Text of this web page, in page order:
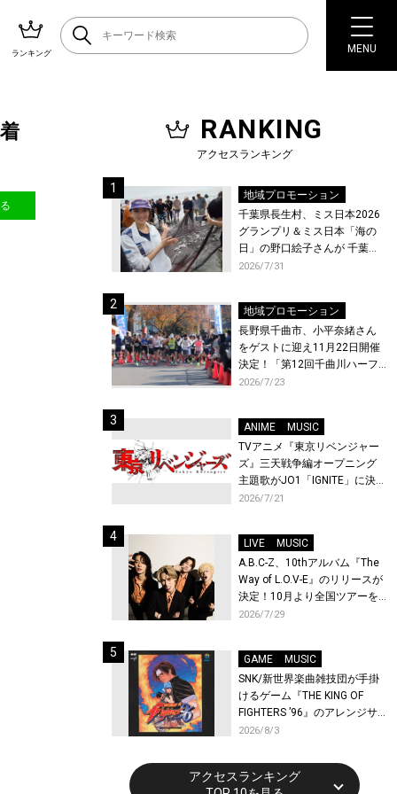
ランキング MENU
RANKING
アクセスランキング
地域プロモーション
千葉県長生村、ミス日本2026
グランプリ＆ミス日本「海の
日」の野口絵子さんが 千葉県
唯一の村・長生村で地引網を
2026/7/31
地域プロモーション
長野県千曲市、小平奈緒さん
をゲストに迎え11月22日開催
決定！「第12回千曲川ハーフ
マラソン」エントリー受付開
2026/7/23
ANIME
MUSIC
TVアニメ『東京リベンジャー
ズ』三天戦争編オープニング
主題歌がJO1「IGNITE」に決
定！メンバー全員から喜びと
先行上映会を開催！
2026/7/21
LIVE
MUSIC
A.B.C-Z、10thアルバム『The
Way of L.O.V-E』のリリースが
決定！10月より全国ツアーを
開催！
2026/7/29
GAME
MUSIC
SNK/新世界楽曲雑技団が手掛
けるゲーム『THE KING OF
FIGHTERS ’96』のアレンジサ
ウンドトラックが配信開始！
2026/8/3
アクセスランキング